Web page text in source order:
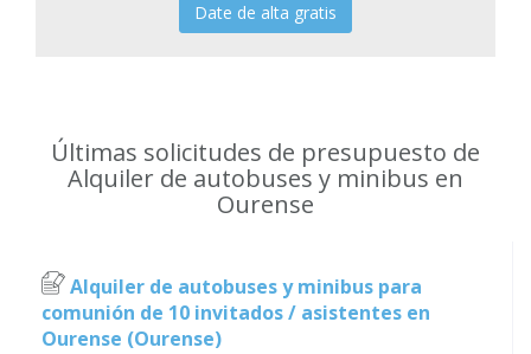
Date de alta gratis
Últimas solicitudes de presupuesto de
Alquiler de autobuses y minibus en
Ourense
Alquiler de autobuses y minibus para
comunión de 10 invitados / asistentes en
Ourense (Ourense)